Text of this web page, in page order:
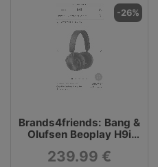
-26%
Brands4friends: Bang &
Olufsen Beoplay H9i
239.99 €